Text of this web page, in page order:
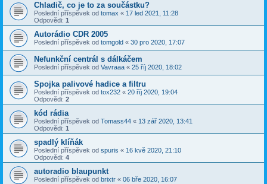
Chladič, co je to za součástku?
Poslední příspěvek od tomax « 17 led 2021, 11:28
Odpovědi: 1
Autorádio CDR 2005
Poslední příspěvek od tomgold « 30 pro 2020, 17:07
Nefunkční centrál s dálkáčem
Poslední příspěvek od Vavraaa « 25 říj 2020, 18:02
Spojka palivové hadice a filtru
Poslední příspěvek od tox232 « 20 říj 2020, 19:04
Odpovědi: 2
kód rádia
Poslední příspěvek od Tomass44 « 13 zář 2020, 13:41
Odpovědi: 1
spadlý klíňák
Poslední příspěvek od spuris « 16 kvě 2020, 21:10
Odpovědi: 4
autoradio blaupunkt
Poslední příspěvek od brixtr « 06 bře 2020, 16:07